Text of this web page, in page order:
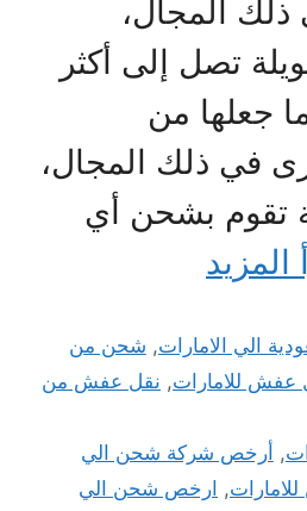
المجال،
تصل إلى أكثر
مما جعلها من
في ذلك المجال،
تقوم بشحن أي
المزيد
الي الامارات, شحن من
عفش للامارات, نقل عفش من
, أرخص شركة شحن الي
, ارخص شحن الي